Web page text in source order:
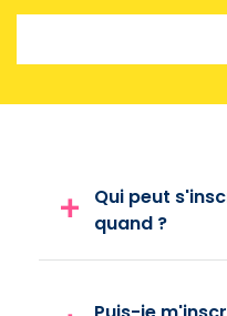
Qui peut
quand ?